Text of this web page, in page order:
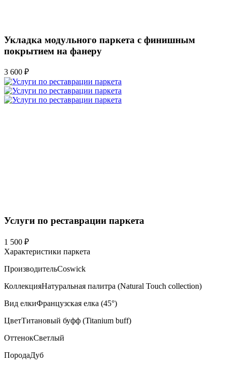
Укладка модульного паркета с финишным
покрытием на фанеру
3 600 ₽
Услуги по реставрации паркета
1 500 ₽
Характеристики паркета
ПроизводительCoswick
КоллекцияНатуральная палитра (Natural Touch collection)
Вид елкиФранцузская елка (45°)
ЦветТитановый буфф (Titanium buff)
ОттенокСветлый
ПородаДуб